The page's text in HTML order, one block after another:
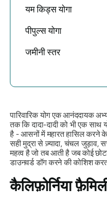
यम किड्स योगा
पीपुल्स योगा
जमीनी स्तर
पारिवारिक योग एक आनंददायक
तक ​​कि दादा-दादी को भी एक साथ
है - आसनों में महारत हासिल करने
सही मुद्रा से ज़्यादा, चंचल जुड़ाव,
महत्व है जो तब आती है जब कोई
डाउनवर्ड डॉग करने की कोशिश
कैलिफ़ोर्निया